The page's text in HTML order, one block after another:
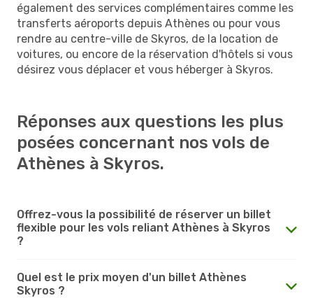
également des services complémentaires comme les
transferts aéroports depuis Athènes ou pour vous
rendre au centre-ville de Skyros, de la location de
voitures, ou encore de la réservation d'hôtels si vous
désirez vous déplacer et vous héberger à Skyros.
Réponses aux questions les plus
posées concernant nos vols de
Athènes à Skyros.
Offrez-vous la possibilité de réserver un billet
flexible pour les vols reliant Athènes à Skyros
?
Quel est le prix moyen d'un billet Athènes
Skyros ?